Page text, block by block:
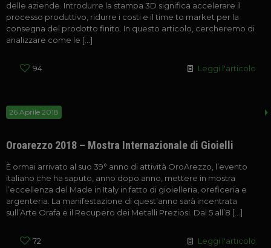
delle aziende. Introdurre la stampa 3D significa accelerare il
processo produttivo, ridurre i costi e il time to market per la
consegna del prodotto finito. In questo articolo, cercheremo di
analizzare come le […]
94 Leggi l'articolo
26 Aprile 2018
Oroarezzo 2018 – Mostra Internazionale di Gioielli
È ormai arrivato al suo 39° anno di attività OroArezzo, l’evento
italiano che ha saputo, anno dopo anno, mettere in mostra
l’eccellenza del Made in Italy in fatto di gioielleria, oreficeria e
argenteria. La manifestazione di quest’anno sarà incentrata
sull’Arte Orafa e il Recupero dei Metalli Preziosi. Dal 5 all’8 […]
72 Leggi l'articolo